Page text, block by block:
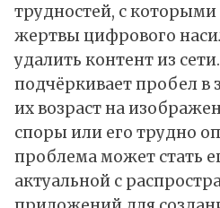
трудностей, с которыми
жертвы цифрового
удалить контент из
подчёркивает пробел в
их возраст на
споры или его трудно
проблема может стать
актуальной с